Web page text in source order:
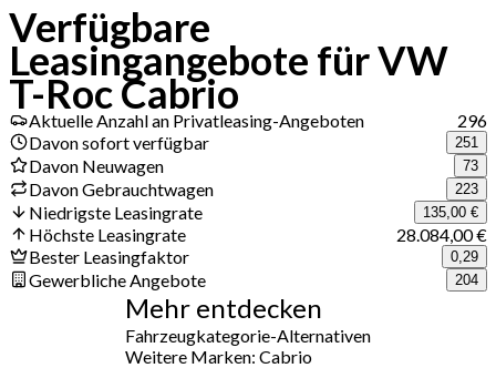
Verfügbare
Leasingangebote für VW
T-Roc Cabrio
Aktuelle Anzahl an Privatleasing-Angeboten
296
Davon sofort verfügbar
251
Davon Neuwagen 73
Davon Gebrauchtwagen 223
Niedrigste Leasingrate 135,00 €
Höchste Leasingrate
28.084,00 €
Bester Leasingfaktor
0,29
Gewerbliche Angebote 204
Mehr entdecken
Fahrzeugkategorie-Alternativen
Weitere Marken: Cabrio